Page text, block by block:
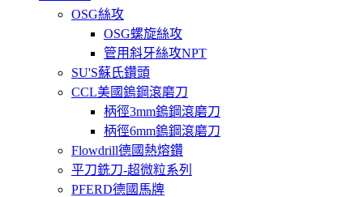
OSG絲攻
OSG螺旋絲攻
管用斜牙絲攻NPT
SU'S蘇氏鑽頭
CCL美國鎢鋼滾磨刀
柄徑3mm鎢鋼滾磨刀
柄徑6mm鎢鋼滾磨刀
Flowdrill德國熱熔鑽
平刀銑刀-超微粒系列
PFERD德國馬牌